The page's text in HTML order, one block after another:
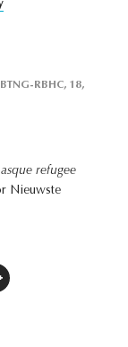
BTNG-RBHC, 18,
refugee
Nieuwste